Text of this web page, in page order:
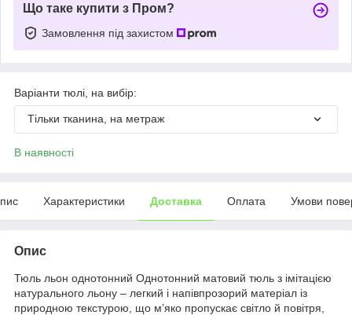
Що таке купити з Пром?
Замовлення під захистом
Варіанти тюлі, на вибір:
Тільки тканина, на метраж
В наявності
Характеристики Доставка Оплата Умови
Опис
Тюль льон однотонний Однотонний матовий тюль з імітацією
натурального льону – легкий і напівпрозорий матеріал із
природною текстурою, що м’яко пропускає світло й повітря,